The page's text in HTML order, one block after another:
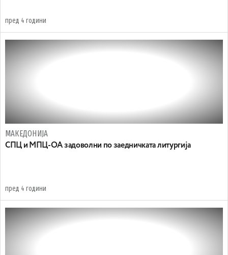
пред 4 години
МАКЕДОНИЈА
СПЦ и МПЦ-ОА задоволни по заедничката литургија
пред 4 години